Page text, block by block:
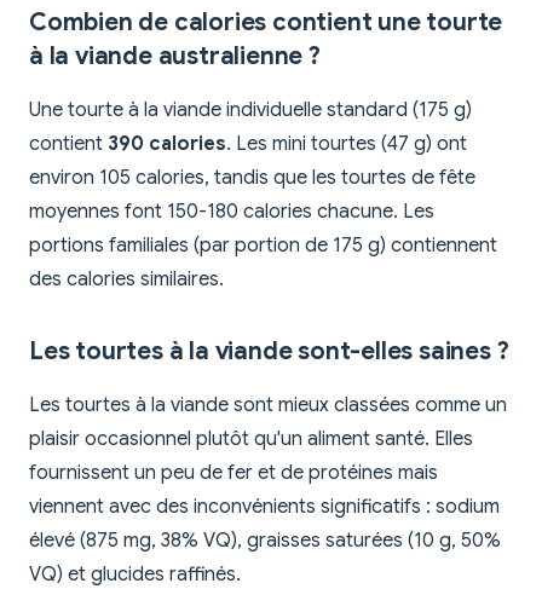
Combien de calories contient une tourte
à la viande australienne ?
Une tourte à la viande individuelle standard (175 g)
contient 390 calories. Les mini tourtes (47 g) ont
environ 105 calories, tandis que les tourtes de fête
moyennes font 150-180 calories chacune. Les
portions familiales (par portion de 175 g) contiennent
des calories similaires.
Les tourtes à la viande sont-elles saines ?
Les tourtes à la viande sont mieux classées comme un
plaisir occasionnel plutôt qu'un aliment santé. Elles
fournissent un peu de fer et de protéines mais
viennent avec des inconvénients significatifs : sodium
élevé (875 mg, 38% VQ), graisses saturées (10 g, 50%
VQ) et glucides raffinés.